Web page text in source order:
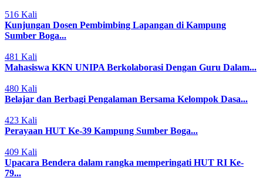
516 Kali
Kunjungan Dosen Pembimbing Lapangan di Kampung
Sumber Boga...
481 Kali
Mahasiswa KKN UNIPA Berkolaborasi Dengan Guru Dalam...
480 Kali
Belajar dan Berbagi Pengalaman Bersama Kelompok Dasa...
423 Kali
Perayaan HUT Ke-39 Kampung Sumber Boga...
409 Kali
Upacara Bendera dalam rangka memperingati HUT RI Ke-
79...